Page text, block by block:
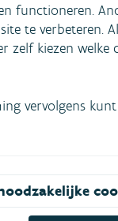
functioneren.
te verbeteren.
zelf kiezen welke
vervolgens